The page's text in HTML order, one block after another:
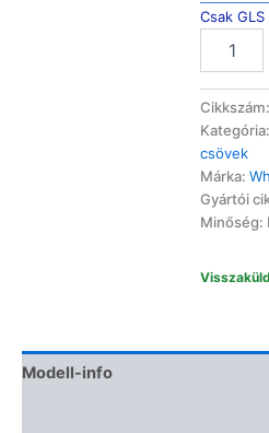
Csak
cső
Cikkszám:
Kategória:
csövek
Márka:
Gyártói
Minőség:
Modell-info